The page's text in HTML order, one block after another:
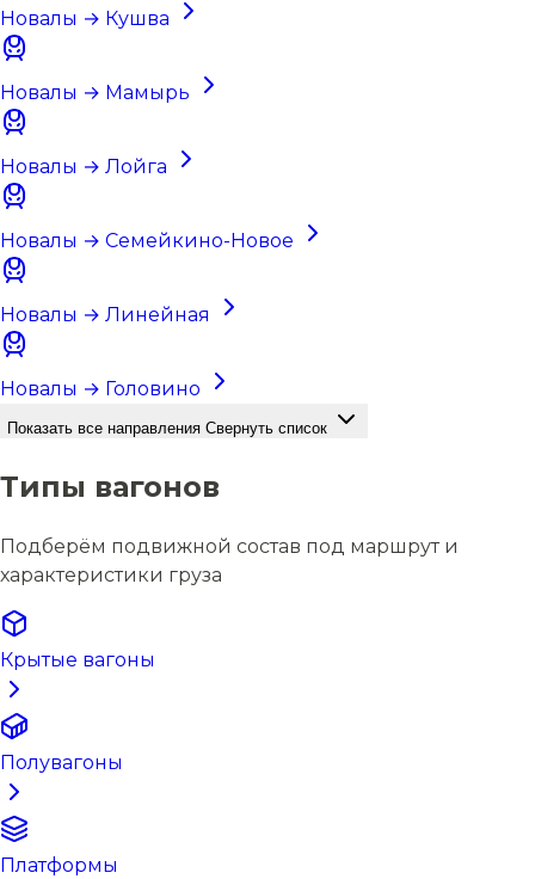
Новалы → Кушва
Новалы → Мамырь
Новалы → Лойга
Новалы → Семейкино-Новое
Новалы → Линейная
Новалы → Головино
Показать все направления Свернуть список
Типы вагонов
Подберём подвижной состав под маршрут и
характеристики груза
Крытые вагоны
Полувагоны
Платформы